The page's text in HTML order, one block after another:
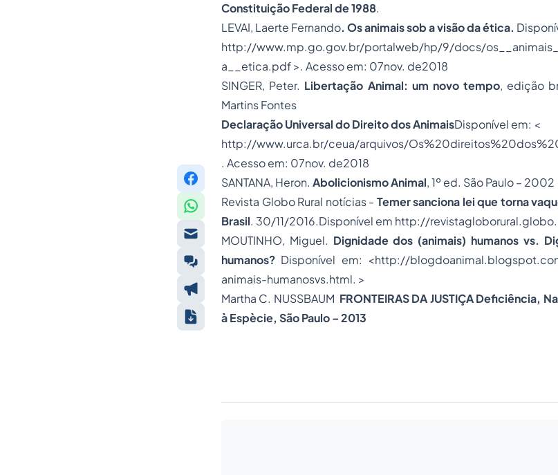
Constituição Federal de 1988.
LEVAI, Laerte Fernando. Os animais sob a visão da ética.
http://www.mp.go.gov.br/portalweb/hp/9/docs/
a__etica.pdf >. Acesso em: 07nov. de2018
SINGER, Peter. Libertação Animal: um novo tempo, edição
Martins Fontes
Declaração Universal do Direito dos AnimaisDisponível em: <
http://www.urca.br/ceua/arquivos/
. Acesso em: 07nov. de2018
SANTANA, Heron. Abolicionismo Animal, 1º ed. São Paulo – 2002
Revista Globo Rural notícias - Temer sanciona lei que torna
Brasil. 30/11/2016.Disponível em http://
MOUTINHO, Miguel. Dignidade dos (animais) humanos vs.
humanos? Disponível em: <http://
animais-humanosvs.html. >
Martha C. NUSSBAUM FRONTEIRAS DA JUSTIÇA Deficiência,
à Espècie, São Paulo – 2013